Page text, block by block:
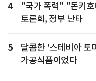
4
"국가 폭력" "돈키
토론회, 정부 난타
5
달콤한 '스테비아 토
가공식품이었다